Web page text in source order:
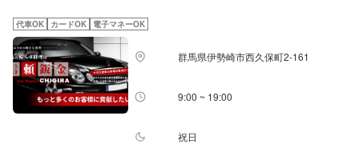
の方はその旨をオファー詳細にてお伝えください。<営業時間・定休日>朝9
時から夜7時まで営業中月曜定休
代車OK カードOK 電子マネーOK
群馬県伊勢崎市西久保町2-161
9:00 ~ 19:00
祝日